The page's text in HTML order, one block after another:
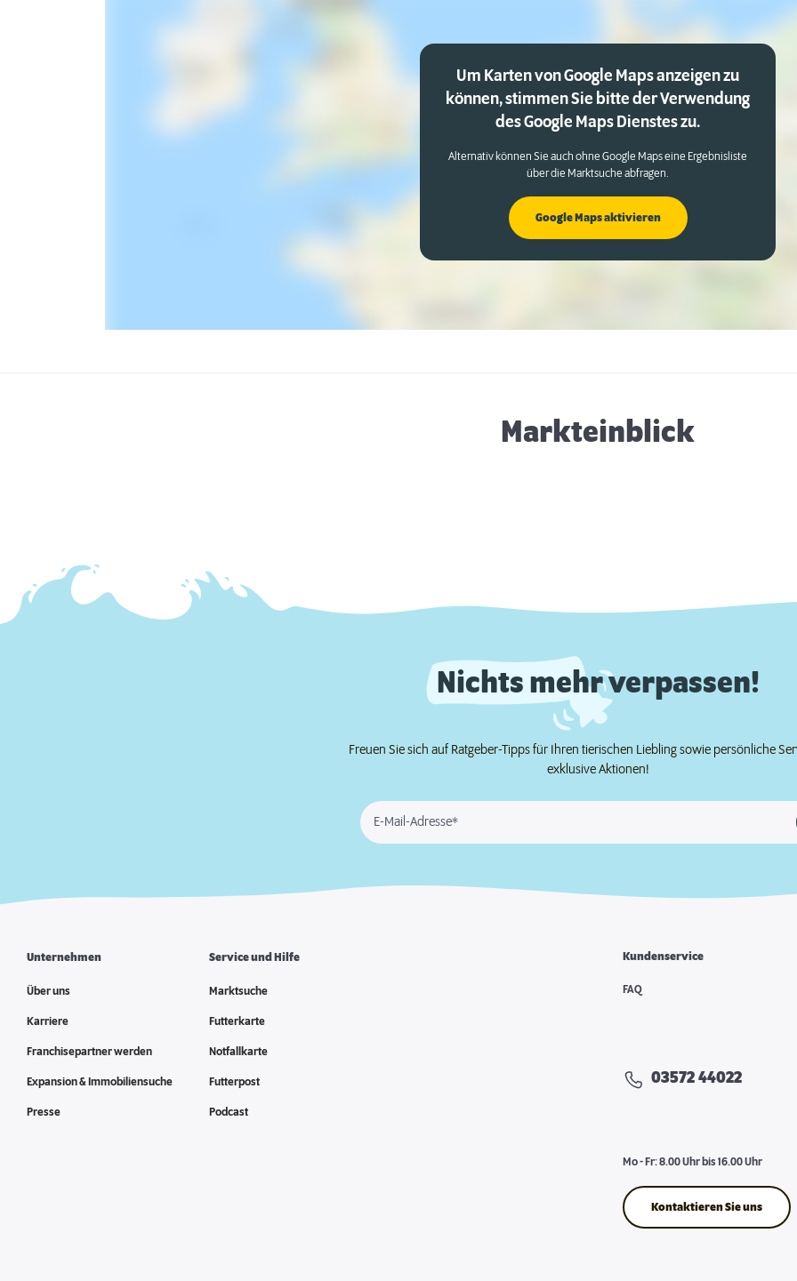
Um Karten von Google Maps anzeigen zu
können, stimmen Sie bitte der Verwendung
des Google Maps Dienstes zu.
Alternativ können Sie auch ohne Google Maps eine Ergebnisliste
über die Marktsuche abfragen.
Google Maps aktivieren
Markteinblick
Nichts mehr verpassen!
Freuen Sie sich auf Ratgeber-Tipps für Ihren tierischen Liebling sowie persönliche
exklusive Aktionen!
E-Mail-Adresse*
Unternehmen
Über uns
Karriere
Franchisepartner werden
Expansion & Immobiliensuche
Presse
Service und Hilfe
Marktsuche
Futterkarte
Notfallkarte
Futterpost
Podcast
Kundenservice
FAQ
03572 44022
Mo - Fr: 8.00 Uhr bis 16.00 Uhr
Kontaktieren Sie uns